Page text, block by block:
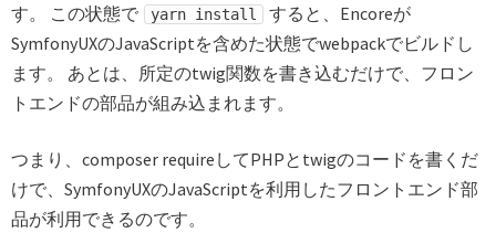
す。 この状態で
yarn install
すると、Encoreが
SymfonyUXのJavaScriptを含めた状態でwebpackでビルドし
ます。 あとは、所定のtwig関数を書き込むだけで、フロン
トエンドの部品が組み込まれます。
つまり、composer requireしてPHPとtwigのコードを書くだ
けで、SymfonyUXのJavaScriptを利用したフロントエンド部
品が利用できるのです。